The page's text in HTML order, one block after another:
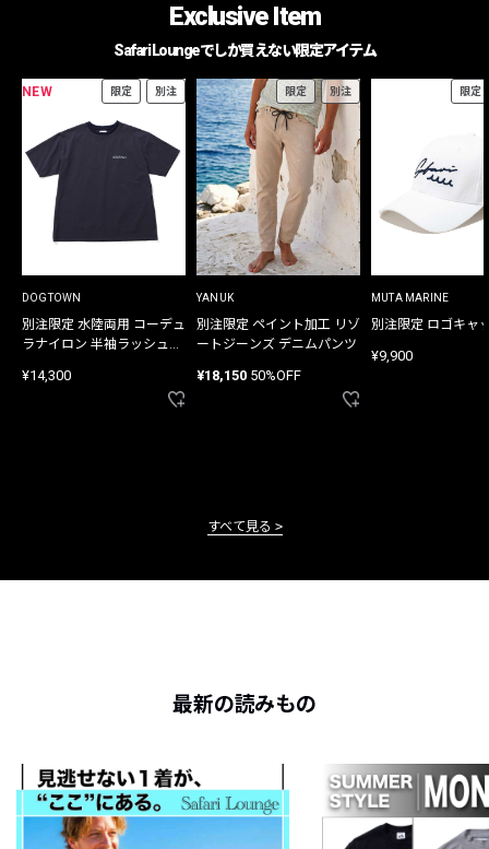
Exclusive Item
Safari Loungeでしか買えない限定アイテム
NEW 限定 別注
DOGTOWN
別注限定 水陸両用 コーデュ
ラナイロン 半袖ラッシュガ
¥14,300
限定 別注
YANUK
別注限定 ペイント加工 リゾ
ートジーンズ デニムパンツ
¥18,150 50%OFF
限定
MUTA MARINE
別注限定 ロゴキャ
¥9,900
すべて見る
最新の読みもの